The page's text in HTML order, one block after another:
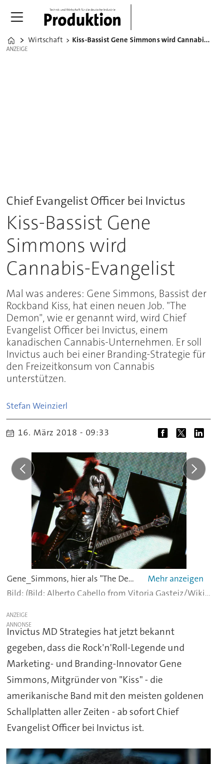
Home
Wirtschaft Kiss-Bassist Gene Simmons wird Cannabis-Evangelist
ANZEIGE
ANZEIGE
Chief Evangelist Officer bei Invictus
Kiss-Bassist Gene
Simmons wird
Cannabis-Evangelist
Mal was anderes: Gene Simmons, Bassist der
Rockband Kiss, hat einen neuen Job. "The
Demon", wie er genannt wird, wird Chief
Evangelist Officer bei Invictus, einem
kanadischen Cannabis-Unternehmen. Er soll
Invictus auch bei einer Branding-Strategie für
den Freizeitkonsum von Cannabis
unterstützen.
Stefan Weinzierl
16. März 2018 - 09:33
Gene_Simmons, hier als "The Demon" am Bass der Rocklegende "Kiss", soll das Unternehmen Invictus als Chief Evangelist Officer bei einer Branding-Strategie für den Markt für den Freizeitkonsum von Cannabis unterstützen. -
(Bild: Alberto Cabello from Vitoria Gasteiz/Wikimedia/CC BY 2.0)
ANZEIGE
Invictus MD Strategies hat jetzt bekannt
gegeben, dass die Rock'n'Roll-Legende und
Marketing- und Branding-Innovator Gene
Simmons, Mitgründer von "Kiss" - die
amerikanische Band mit den meisten goldenen
Schallplatten aller Zeiten - ab sofort Chief
Evangelist Officer bei Invictus ist.